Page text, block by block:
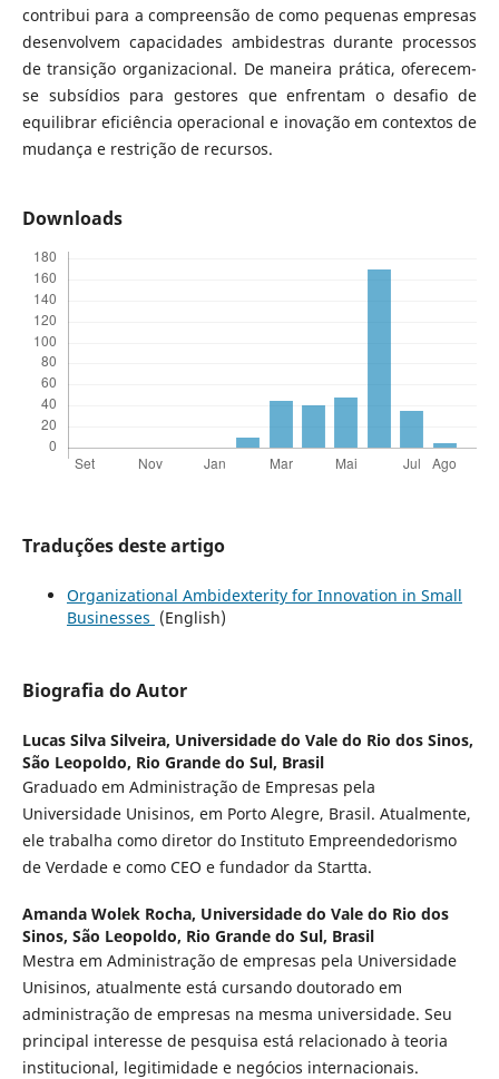
contribui para a compreensão de como pequenas empresas
desenvolvem capacidades ambidestras durante processos
de transição organizacional. De maneira prática, oferecem-
se subsídios para gestores que enfrentam o desafio de
equilibrar eficiência operacional e inovação em contextos de
mudança e restrição de recursos.
Downloads
Traduções deste artigo
Organizational Ambidexterity for Innovation in Small
Businesses (English)
Biografia do Autor
Lucas Silva Silveira, Universidade do Vale do Rio dos Sinos,
São Leopoldo, Rio Grande do Sul, Brasil
Graduado em Administração de Empresas pela
Universidade Unisinos, em Porto Alegre, Brasil. Atualmente,
ele trabalha como diretor do Instituto Empreendedorismo
de Verdade e como CEO e fundador da Startta.
Amanda Wolek Rocha, Universidade do Vale do Rio dos
Sinos, São Leopoldo, Rio Grande do Sul, Brasil
Mestra em Administração de empresas pela Universidade
Unisinos, atualmente está cursando doutorado em
administração de empresas na mesma universidade. Seu
principal interesse de pesquisa está relacionado à teoria
institucional, legitimidade e negócios internacionais.